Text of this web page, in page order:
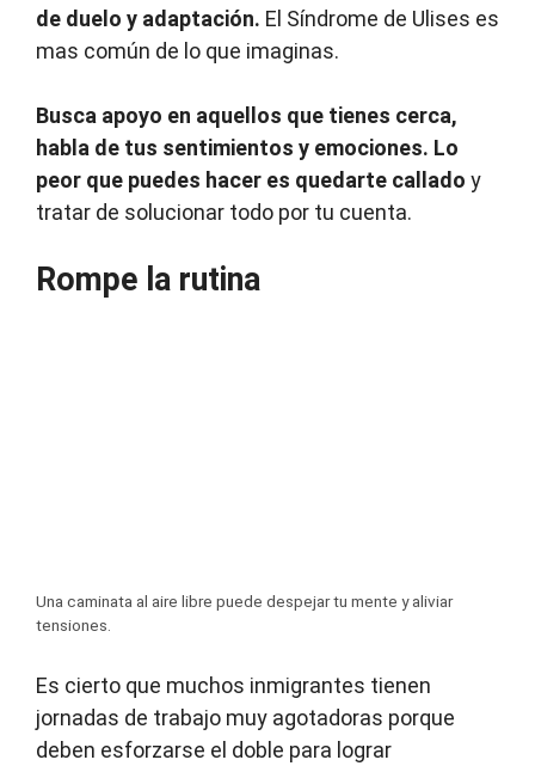
de duelo y adaptación. El Síndrome de Ulises es
mas común de lo que imaginas.
Busca apoyo en aquellos que tienes cerca,
habla de tus sentimientos y emociones. Lo
peor que puedes hacer es quedarte callado y
tratar de solucionar todo por tu cuenta.
Rompe la rutina
Una caminata al aire libre puede despejar tu mente y aliviar
tensiones.
Es cierto que muchos inmigrantes tienen
jornadas de trabajo muy agotadoras porque
deben esforzarse el doble para lograr